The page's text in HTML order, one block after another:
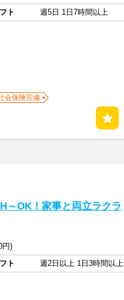
ト
週5日 1日7時間以上
会保険完備
～OK！家事と両立ラクラ
円)
ト
週2日以上 1日3時間以上